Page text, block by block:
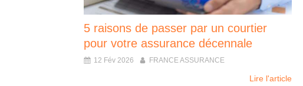
5 raisons de passer par un courtier
pour votre assurance décennale
12 Fév 2026 FRANCE ASSURANCE
Lire l'article